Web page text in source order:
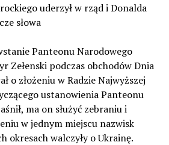
uderzył w rząd i Donalda
słowa
Panteonu Narodowego
Zełenski podczas obchodów Dnia
o złożeniu w Radzie Najwyższej
ustanowienia Panteonu
ma on służyć zebraniu i
w jednym miejscu nazwisk
okresach walczyły o Ukrainę.